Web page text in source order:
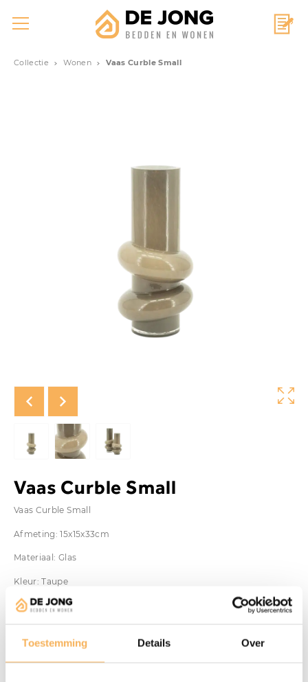
Toestemming Details Over
Collectie Wonen Vaas Curble Small
Vaas Curble Small
Vaas Curble Small
Afmeting: 15x15x33cm
Materiaal: Glas
Kleur: Taupe
Vanaf
Aanwezig in de showroom